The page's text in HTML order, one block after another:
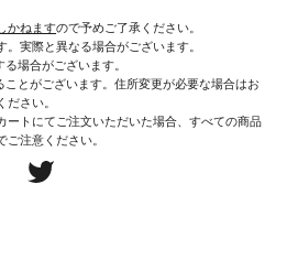
かねますので予めご了承ください。
実際と異なる場合がございます。
場合がございます。
とがございます。住所変更が必要な場合はお
さい。
トにてご注文いただいた場合、すべての商品
注意ください。